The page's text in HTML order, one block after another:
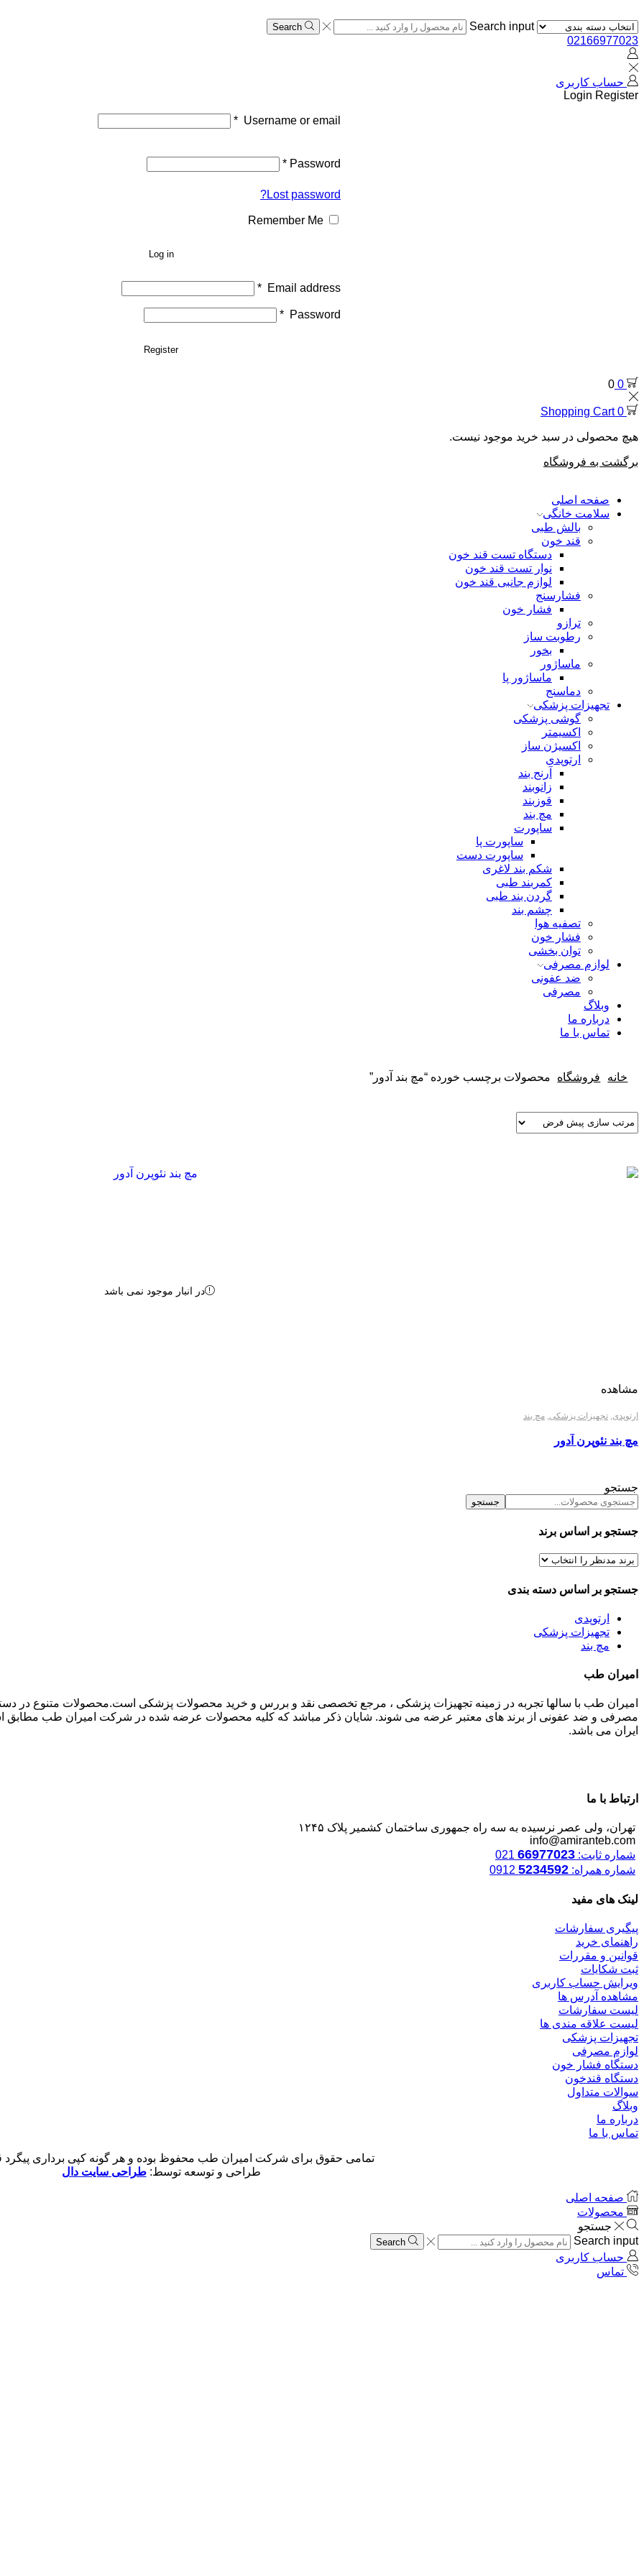
Search input
Search
02166977023
حساب کاربری
Login Register
Username or email
*
Password
*
Lost password?
Remember Me
Log in
Email address
*
Password
*
Register
0
0
0
Shopping Cart
هیچ محصولی در سبد خرید موجود نیست.
برگشت به فروشگاه
صفحه اصلی
سلامت خانگی
بالش طبی
قند خون
دستگاه تست قند خون
نوار تست قند خون
لوازم جانبی قند خون
فشارسنج
فشار خون
ترازو
رطوبت ساز
بخور
ماساژور
ماساژور پا
دماسنج
تجهیزات پزشکی
گوشی پزشکی
اکسیمتر
اکسیژن ساز
ارتوپدی
آرنج بند
زانوبند
قوزبند
مچ بند
ساپورت
ساپورت پا
ساپورت دست
شکم بند لاغری
کمربند طبی
گردن بند طبی
چشم بند
تصفیه هوا
فشار خون
توان بخشی
لوازم مصرفی
ضد عفونی
مصرفی
وبلاگ
درباره ما
تماس با ما
خانه فروشگاه محصولات برچسب خورده “مچ بند آدور”
در انبار موجود نمی باشد
مشاهده
ارتوپدی تجهیزات پزشکی مچ بند
مچ بند نئوپرن آدور
جستجو
جستجو
جستجو بر اساس برند
جستجو بر اساس دسته بندی
ارتوپدی
تجهیزات پزشکی
مچ بند
امیران طب
امیران طب با سالها تجربه در زمینه تجهیزات پزشکی ، مرجع تخصصی نقد و بررس و خرید محصولات پزشکی است.محصولات متنوع در
مصرفی و ضد عفونی از برند های معتبر عرضه می شوند. شایان ذکر مباشد که کلیه محصولات عرضه شده در شرکت امیران طب مطابق
ایران می باشد.
ارتباط با ما
تهران، ولی عصر نرسیده به سه راه جمهوری ساختمان کشمیر پلاک ۱۲۴۵
info@amiranteb.com
شماره ثابت: 66977023
شماره همراه: 5234592
لینک های مفید
پیگیری سفارشات
راهنمای خرید
قوانین و مقررات
ثبت شکایات
ویرایش حساب کاربری
مشاهده آدرس ها
لیست سفارشات
لیست علاقه مندی ها
تجهیزات پزشکی
لوازم مصرفی
دستگاه فشار خون
دستگاه قندخون
سوالات متداول
وبلاگ
درباره ما
تماس با ما
تمامی حقوق برای شرکت امیران طب محفوظ بوده و هر گونه کپی برداری پیگرد
طراحی و توسعه توسط:طراحی سایت دال
صفحه اصلی
محصولات
جستجو
Search input
Search
حساب کاربری
تماس